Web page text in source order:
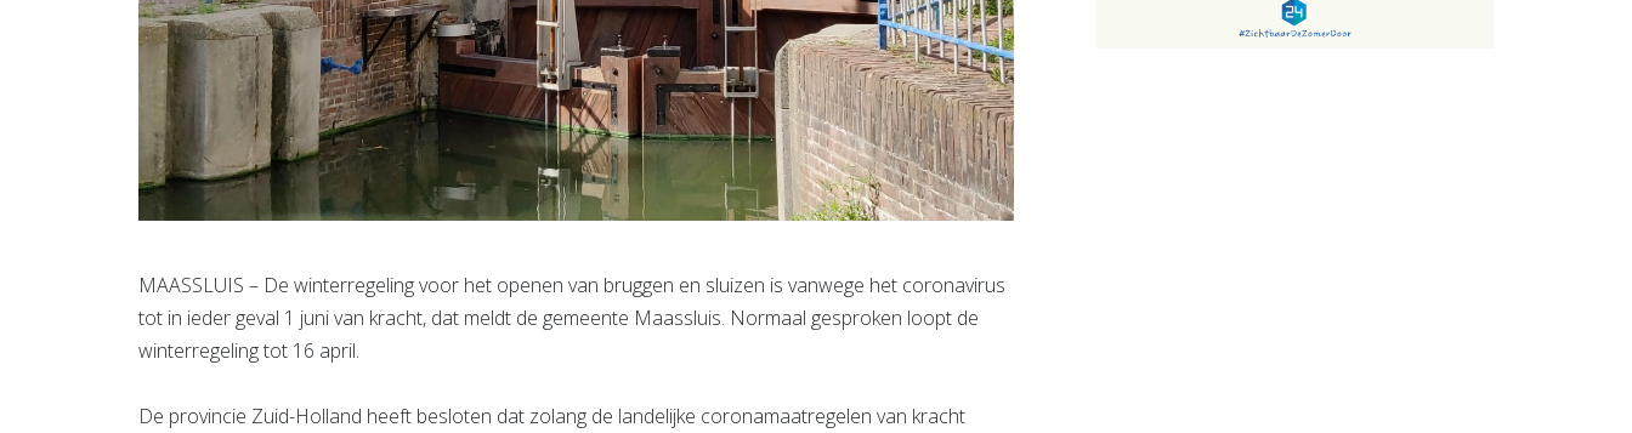
MAASSLUIS – De winterregeling voor het openen van bruggen en sluizen is vanwege het coronavirus
tot in ieder geval 1 juni van kracht, dat meldt de gemeente Maassluis. Normaal gesproken loopt de
winterregeling tot 16 april.
De provincie Zuid-Holland heeft besloten dat zolang de landelijke coronamaatregelen van kracht